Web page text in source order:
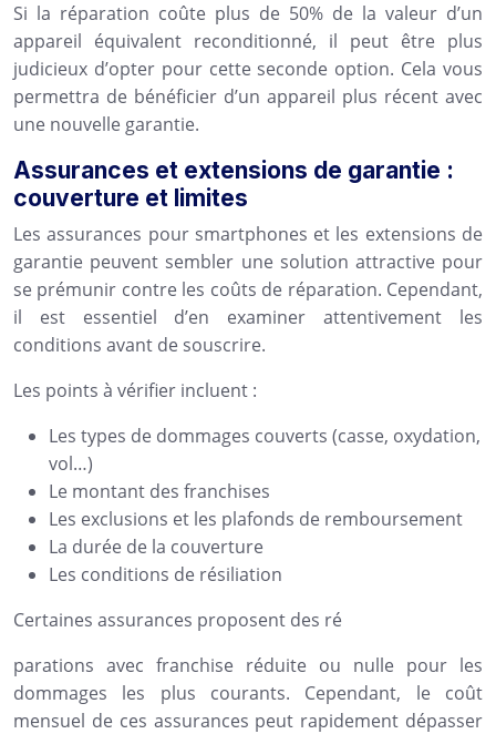
Si la réparation coûte plus de 50% de la valeur d’un
appareil équivalent reconditionné, il peut être plus
judicieux d’opter pour cette seconde option. Cela vous
permettra de bénéficier d’un appareil plus récent avec
une nouvelle garantie.
Assurances et extensions de garantie :
couverture et limites
Les assurances pour smartphones et les extensions de
garantie peuvent sembler une solution attractive pour
se prémunir contre les coûts de réparation. Cependant,
il est essentiel d’en examiner attentivement les
conditions avant de souscrire.
Les points à vérifier incluent :
Les types de dommages couverts (casse, oxydation,
vol…)
Le montant des franchises
Les exclusions et les plafonds de remboursement
La durée de la couverture
Les conditions de résiliation
Certaines assurances proposent des ré
parations avec franchise réduite ou nulle pour les
dommages les plus courants. Cependant, le coût
mensuel de ces assurances peut rapidement dépasser